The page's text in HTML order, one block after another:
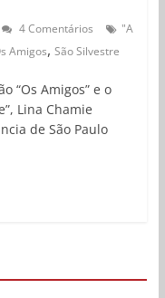
4 Comentários
"A
Amigos, São Silvestre
“Os Amigos” e o
Lina Chamie
de São Paulo